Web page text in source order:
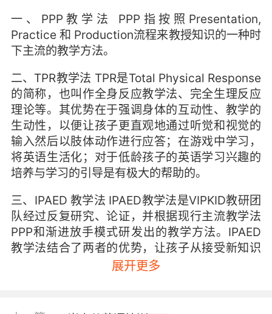
一、PPP教学法 PPP指按照Presentation,
Practice 和 Production流程来教授知识的一种时
下主流的教学方法。
二、TPR教学法 TPR是Total Physical Response
的简称，也叫作全身反应教学法、完全生理反应
理论等。其优势在于强调身体的互动性、教学的
生动性，以便让孩子更直观地通过听觉和视觉的
输入然后以肢体动作进行应答；在游戏中学习，
将英语生活化；对于低龄孩子的英语学习兴趣的
培养与学习的引导是有极大的帮助的。
三、IPAED 教学法 IPAED教学法是VIPKID教研团
队经过反复研究、论证，并根据现行主流教学法
PPP和渐进放手模式研发出的教学方法。IPAED
教学法结合了两者的优势，让孩子从接受新知识
到应用，更加扎实地掌握英语知识。
展开更多